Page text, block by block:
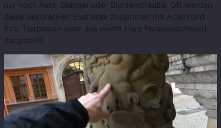
nur noch Äste, Stängel oder Blumensträuße. Oft werden
diese dekorativen Elemente zusammen mit Adam und
Eva, Tierpaaren oder aus einem Herz herauswachsend
dargestellt.